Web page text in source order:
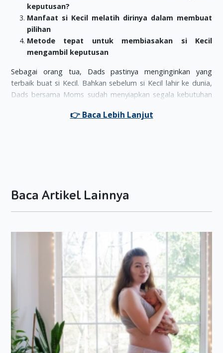
keputusan?
Manfaat si Kecil melatih dirinya dalam membuat
pilihan
Metode tepat untuk membiasakan si Kecil
mengambil keputusan
Sebagai orang tua, Dads pastinya menginginkan yang
terbaik buat si Kecil. Bahkan sebelum si Kecil lahir ke dunia,
Dads bersama Moms sudah menyiapkan segala kebutuhan
yang diperlukan si Kecil dibelikan tanpa perlu menanyakan
Menentukan pilihan memang bukan perkara mudah.
Jangankan untuk si Kecil, Dads yang sudah dewasa pun tak
Sayangnya, tidak membiasakan si Kecil saat memutuskan
sesuatu justru membawa dampak lebih buruk. Contoh
kasusnya dapat Dads rasakan dalam kehidupan sehari-hari.
Misalnya saat Dads mengajak si Kecil jalan-jalan ke toko
mainan. Si Kecil yang kurang terbiasa dalam menentukan
pilihan akan merenung lama di depan rak mainan; tidak tahu
mana yang ingin dia bawa ke rumah. Sementara Dads yang
mulanya sabar menunggu pun gemas karena si Kecil tak
kunjung memilih mainan yang diinginkan. Ini baru kasus kecil.
Baca Artikel Lainnya